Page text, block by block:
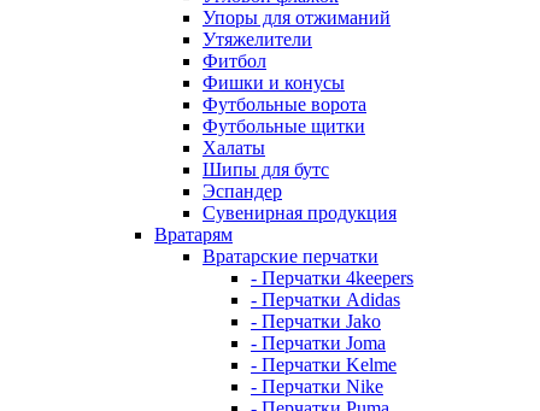
Упоры для отжиманий
Утяжелители
Фитбол
Фишки и конусы
Футбольные ворота
Футбольные щитки
Халаты
Шипы для бутс
Эспандер
Сувенирная продукция
Вратарям
Вратарские перчатки
- Перчатки 4keepers
- Перчатки Adidas
- Перчатки Jako
- Перчатки Joma
- Перчатки Kelme
- Перчатки Nike